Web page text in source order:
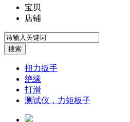
宝贝
店铺
扭力扳手
绝缘
打滑
测试仪，力矩板子